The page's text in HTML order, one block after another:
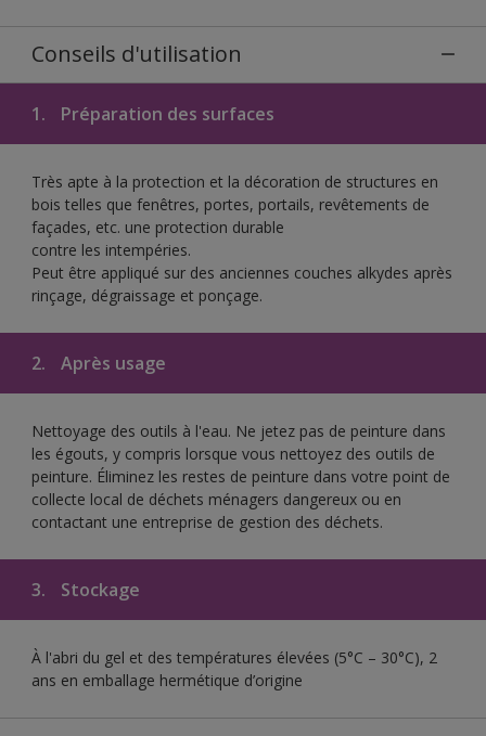
Conseils d'utilisation
1. Préparation des surfaces
Très apte à la protection et la décoration de structures en
bois telles que fenêtres, portes, portails, revêtements de
façades, etc. une protection durable
contre les intempéries.
Peut être appliqué sur des anciennes couches alkydes après
rinçage, dégraissage et ponçage.
2. Après usage
Nettoyage des outils à l'eau. Ne jetez pas de peinture dans
les égouts, y compris lorsque vous nettoyez des outils de
peinture. Éliminez les restes de peinture dans votre point de
collecte local de déchets ménagers dangereux ou en
contactant une entreprise de gestion des déchets.
3. Stockage
À l'abri du gel et des températures élevées (5°C – 30°C), 2
ans en emballage hermétique d’origine